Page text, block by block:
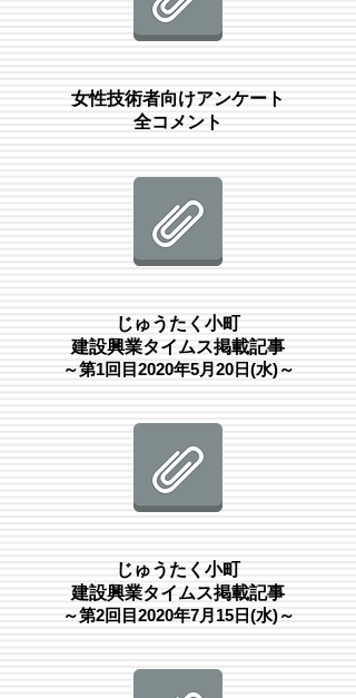
女性技術者向けアンケート
​全コメント
じゅうたく小町
建設興業タイムス掲載記事
​～第1回目2020年5月20日(水)～
じゅうたく小町
建設興業タイムス掲載記事
​～第2回目2020年7月15日(水)～